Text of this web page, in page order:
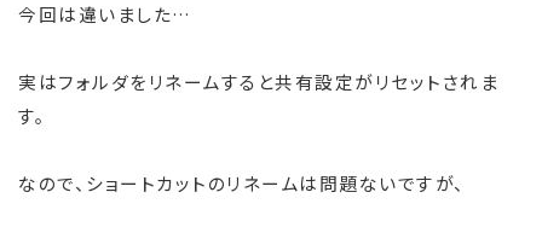
今回は違いました…
実はフォルダをリネームすると共有設定がリセットされま
す。
なので、ショートカットのリネームは問題ないですが、